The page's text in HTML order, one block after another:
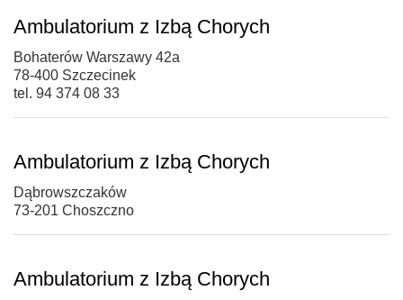
Ambulatorium z Izbą Chorych
Bohaterów Warszawy 42a
78-400 Szczecinek
tel. 94 374 08 33
Ambulatorium z Izbą Chorych
Dąbrowszczaków
73-201 Choszczno
Ambulatorium z Izbą Chorych